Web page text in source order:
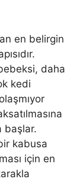
en belirgin
daha
kedi
başlar.
kabusa
için en